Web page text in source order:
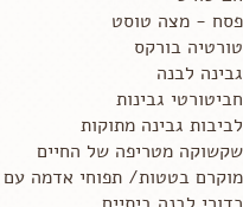
פסח - מצה טוסט
טורטיה בורקס
גבינה לבנה
חביטורטי גבינות
לביבות גבינה מתוקות
שקשוקה מטריפה של החיים
מוקרם בטטות/ תפוחי אדמה עם